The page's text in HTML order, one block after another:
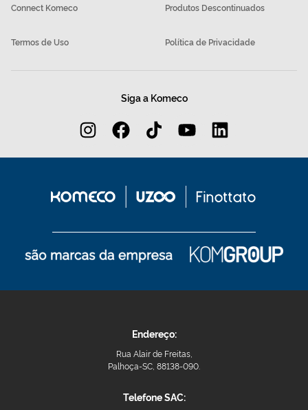
Connect Komeco Produtos Descontinuados
Termos de Uso Política de Privacidade
Siga a Komeco
Endereço:
Rua Alair de Freitas,
Palhoça-SC, 88138-090.
Telefone SAC: